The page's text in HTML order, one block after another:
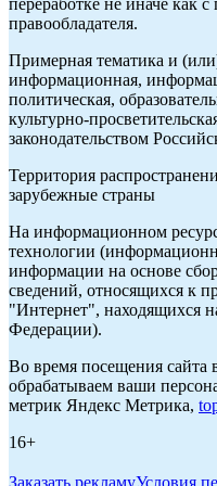
правообладателя.
Примерная тематика и
информационная,
политическая,
культурно-
законодательством
Территория
зарубежные страны
На информационном
технологии
информации на основе
сведений, относящихся к
"Интернет", находящихся
Федерации).
Во время посещения сайта
обрабатываем ваши
метрик Яндекс Метрика,
16+
Заказать рекламуУсловия